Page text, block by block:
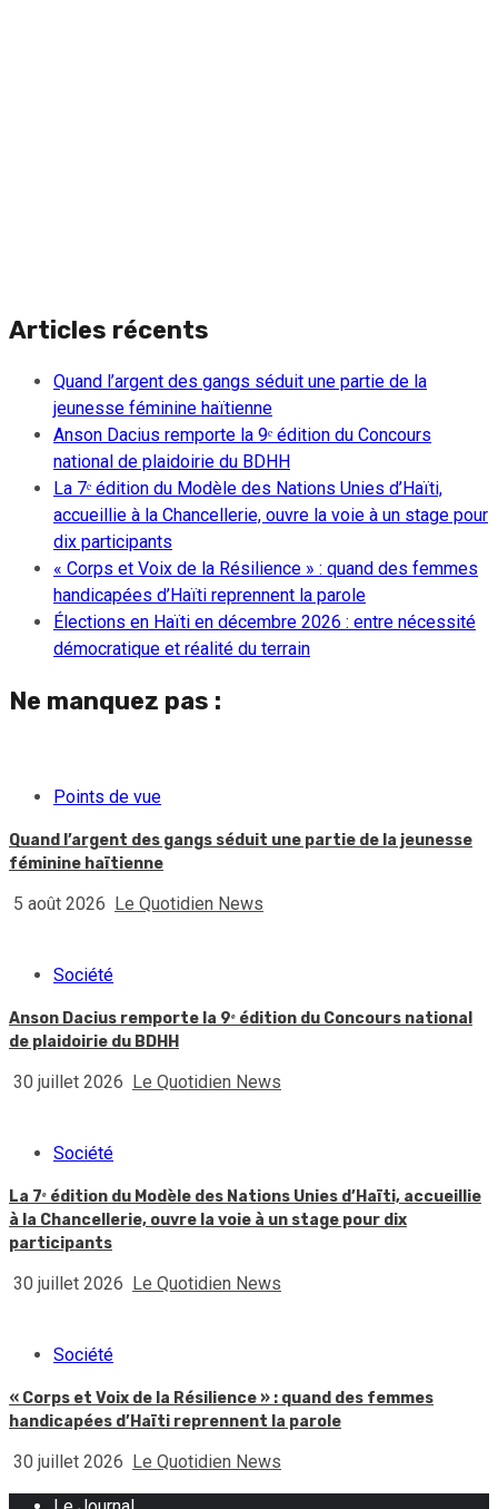
Articles récents
Quand l’argent des gangs séduit une partie de la
jeunesse féminine haïtienne
Anson Dacius remporte la 9ᵉ édition du Concours
national de plaidoirie du BDHH
La 7ᵉ édition du Modèle des Nations Unies d’Haïti,
accueillie à la Chancellerie, ouvre la voie à un stage pour
dix participants
« Corps et Voix de la Résilience » : quand des femmes
handicapées d’Haïti reprennent la parole
Élections en Haïti en décembre 2026 : entre nécessité
démocratique et réalité du terrain
Ne manquez pas :
Points de vue
Quand l’argent des gangs séduit une partie de la jeunesse
féminine haïtienne
5 août 2026 Le Quotidien News
Société
Anson Dacius remporte la 9ᵉ édition du Concours national
de plaidoirie du BDHH
30 juillet 2026 Le Quotidien News
Société
La 7ᵉ édition du Modèle des Nations Unies d’Haïti, accueillie
à la Chancellerie, ouvre la voie à un stage pour dix
participants
30 juillet 2026 Le Quotidien News
Société
« Corps et Voix de la Résilience » : quand des femmes
handicapées d’Haïti reprennent la parole
30 juillet 2026 Le Quotidien News